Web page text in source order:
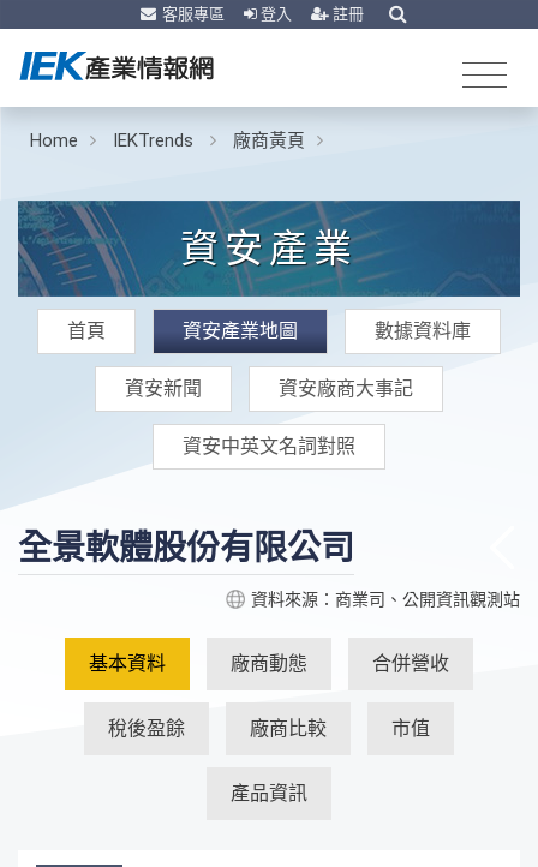
客服專區 登入 註冊
Home IEKTrends 廠商黃頁
資安產業
首頁 資安產業地圖 數據資料庫
資安新聞 資安廠商大事記
資安中英文名詞對照
全景軟體股份有限公司
資料來源：商業司、公開資訊觀測站
基本資料 廠商動態 合併營收
稅後盈餘 廠商比較 市值
產品資訊